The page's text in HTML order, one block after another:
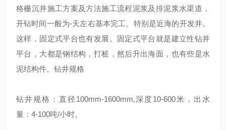
格栅沉井施工方案及方法施工流程泥浆及排泥浆水渠道，
开钻时间一般为-天左右基本完工。特别是近海的开发井。
这样，固定式平台也有发展。固定式平台就是建立性钻井
平台，大都是钢结构，打桩，然后升出海面，也有些是水
泥结构件。 钻井规格
钻井规格：直径100mm-1600mm,深度10-600米，出水
量：4-100吨/小时。